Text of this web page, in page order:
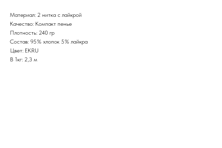
Материал: 2 нитка с лайкрой
Качество: Компакт пенье
Плотность: 240 гр
Состав: 95% хлопок 5% лайкра
Цвет: EKRU
В 1кг: 2,3 м